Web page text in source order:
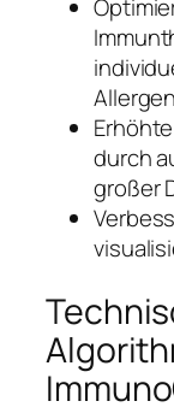
durch
großer